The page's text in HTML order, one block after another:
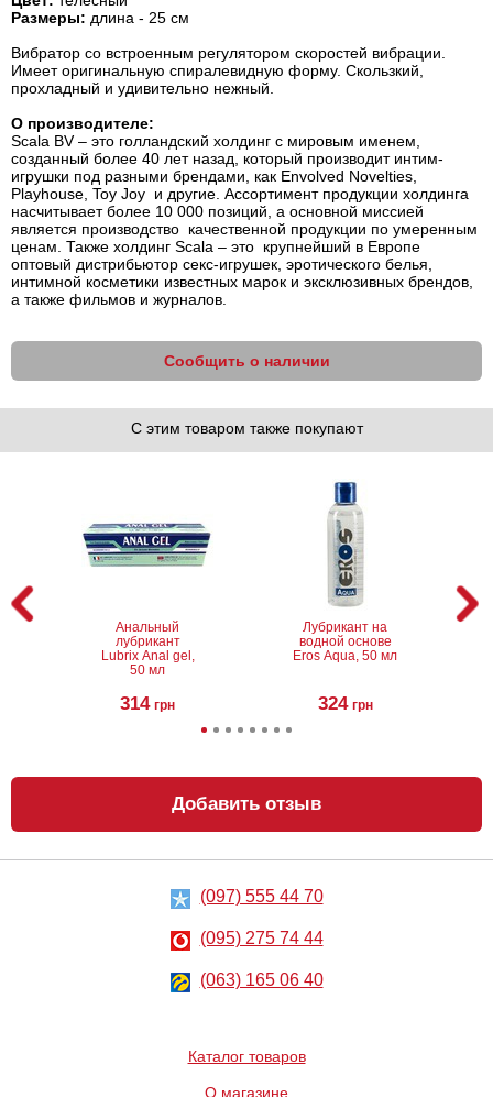
Размеры: длина - 25 см
Вибратор со встроенным регулятором скоростей вибрации.
Имеет оригинальную спиралевидную форму. Скользкий,
прохладный и удивительно нежный.
О производителе:
Scala BV – это голландский холдинг с мировым именем,
созданный более 40 лет назад, который производит интим-
игрушки под разными брендами, как Envolved Novelties,
Playhouse, Toy Joy и другие. Ассортимент продукции холдинга
насчитывает более 10 000 позиций, а основной миссией
является производство качественной продукции по умеренным
ценам. Также холдинг Scala – это крупнейший в Европе
оптовый дистрибьютор секс-игрушек, эротического белья,
интимной косметики известных марок и эксклюзивных брендов,
а также фильмов и журналов.
Сообщить о наличии
С этим товаром также покупают
Анальный
лубрикант
Lubrix Anal gel,
50 мл
314 грн
Лубрикант на
водной основе
Eros Aqua, 50 мл
324 грн
Анальный
лубрикант на
водной основе
Just Glide Anal,
грн
Металлическая
пробка Slash, S
668
Добавить отзыв
(097) 555 44 70
(095) 275 74 44
(063) 165 06 40
Каталог товаров
О магазине